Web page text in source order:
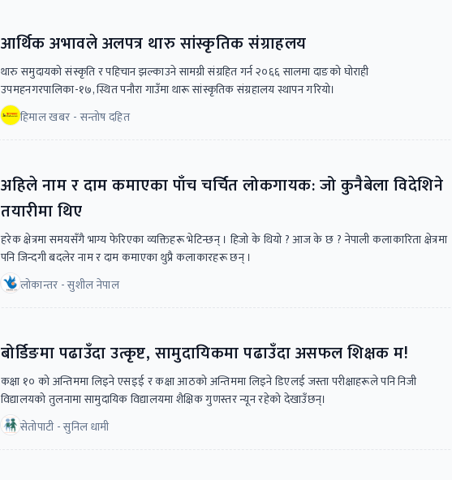
आर्थिक अभावले अलपत्र थारु सांस्कृतिक संग्राहलय
थारु समुदायको संस्कृति र पहिचान झल्काउने सामग्री संग्रहित गर्न २०६६ सालमा दाङको घोराही
उपमहनगरपालिका-१७, स्थित पनौरा गाउँमा थारू सांस्कृतिक संग्रहालय स्थापन गरियो।
हिमाल खबर - सन्तोष दहित
अहिले नाम र दाम कमाएका पाँच चर्चित लोकगायक: जो कुनैबेला विदेशिने
तयारीमा थिए
हरेक क्षेत्रमा समयसँगै भाग्य फेरिएका व्यक्तिहरू भेटिन्छन् । हिजो के थियो ? आज के छ ? नेपाली कलाकारिता क्षेत्रमा
पनि जिन्दगी बदलेर नाम र दाम कमाएका थुप्रै कलाकारहरू छन् ।
लोकान्तर - सुशील नेपाल
बोर्डिङमा पढाउँदा उत्कृष्ट, सामुदायिकमा पढाउँदा असफल शिक्षक म!
कक्षा १० को अन्तिममा लिइने एसइई र कक्षा आठको अन्तिममा लिइने डिएलई जस्ता परीक्षाहरूले पनि निजी
विद्यालयको तुलनामा सामुदायिक विद्यालयमा शैक्षिक गुणस्तर न्यून रहेको देखाउँछन्।
सेतोपाटी - सुनिल धामी